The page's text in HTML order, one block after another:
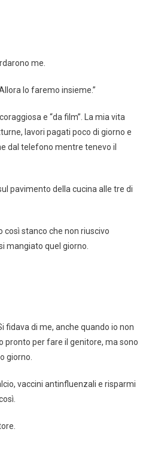
me.
lo faremo insieme.”
e “da film”. La mia vita
lavori pagati poco di giorno e
dal telefono mentre tenevo il
pavimento della cucina alle tre di
così stanco che non riuscivo
mangiato quel giorno.
fidava di me, anche quando io non
pronto per fare il genitore, ma sono
giorno.
vaccini antinfluenzali e risparmi